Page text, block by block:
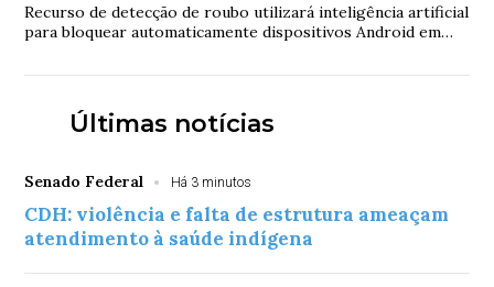
Recurso de detecção de roubo utilizará inteligência artificial
para bloquear automaticamente dispositivos Android em
Últimas notícias
Senado Federal Há 3 minutos
CDH: violência e falta de estrutura ameaçam
atendimento à saúde indígena